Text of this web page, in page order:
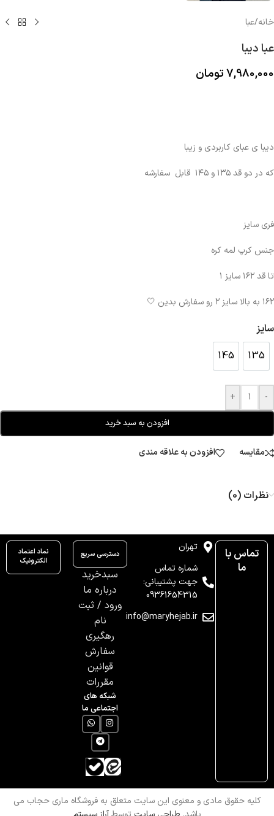
خانه/عبا
عبا دیبا
7,980,000تومان
دیبا ی عبای کاربردی و زیبا
که در دو قد ۱۳۵ و ۱۴۵ قابل سفارشه
فری سایز
جنس کرپ لمه کره
تا قد ۱۶۲ سایز ۱
۱۶۲ به بالا سایز ۲ رو سفارش بدین 🤍
سایز
135
135
145
145
-
+
افزودن به سبد خرید
مقایسه افزودن به علاقه مندی
نظرات (0)
تماس با
ما
تهران
شماره تماس
جهت پشتیبانی:
09361654315
info@maryhejab.ir
دسترسی سریع
سبدخرید
درباره ما
ورود / ثبت
نام
رهگیری
سفارش
قوانین
مقررات
شبکه های
اجتماعی ما
نماد اعتماد
الکترونیک
کلیه حقوق مادی و معنوی این سایت متعلق به فروشگاه ماری حجاب می